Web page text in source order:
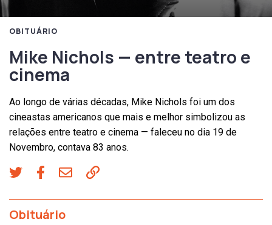
OBITUÁRIO
Mike Nichols — entre teatro e
cinema
Ao longo de várias décadas, Mike Nichols foi um dos
cineastas americanos que mais e melhor simbolizou as
relações entre teatro e cinema — faleceu no dia 19 de
Novembro, contava 83 anos.
Obituário